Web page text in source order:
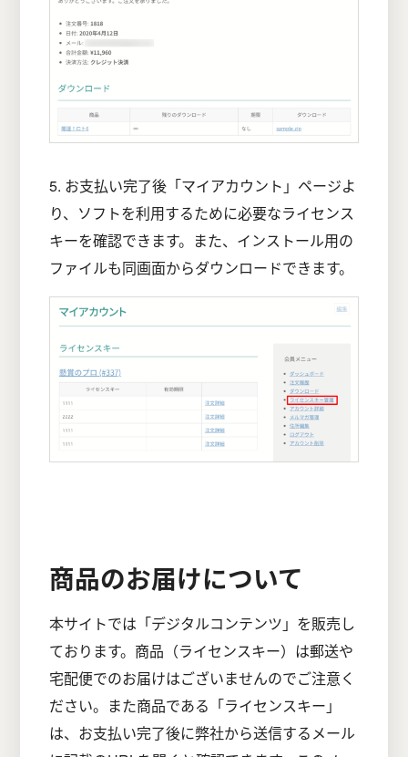
5. お支払い完了後「マイアカウント」ページよ
り、ソフトを利用するために必要なライセンス
キーを確認できます。また、インストール用の
ファイルも同画面からダウンロードできます。
商品のお届けについて
本サイトでは「デジタルコンテンツ」を販売し
ております。商品（ライセンスキー）は郵送や
宅配便でのお届けはございませんのでご注意く
ださい。また商品である「ライセンスキー」
は、お支払い完了後に弊社から送信するメール